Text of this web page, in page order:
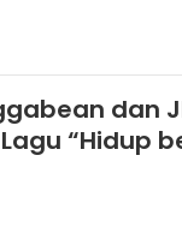
dan
“Hidup